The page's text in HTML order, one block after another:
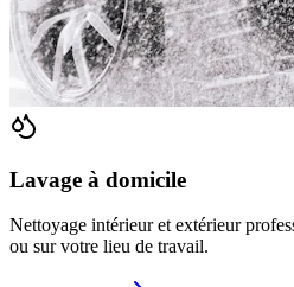
Lavage à domicile
Nettoyage intérieur et extérieur
ou sur votre lieu de travail.